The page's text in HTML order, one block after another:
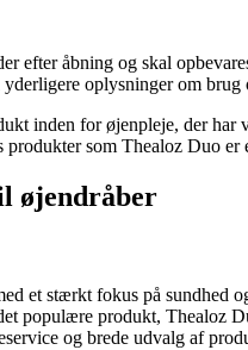
efter åbning og skal
oplysninger om brug
inden for øjenpleje, der
som Thealoz Duo
øjendråber
et stærkt fokus på sundhed
populære produkt, Thealoz
og brede udvalg af